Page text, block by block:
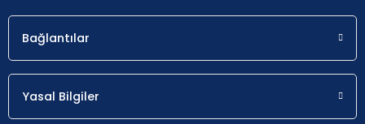
alaşımlı)
Bağlantılar
Yasal Bilgiler